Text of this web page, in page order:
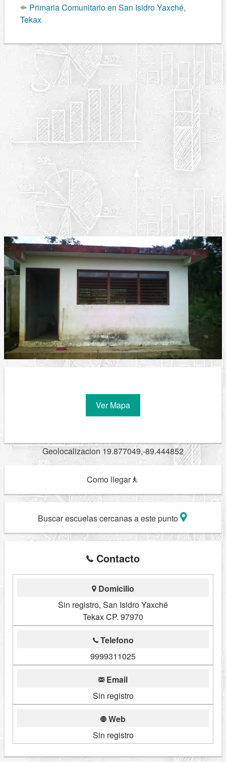
Primaria Comunitario en San Isidro Yaxché,
Tekax
Ver Mapa
Geolocalizacion 19.877049,-89.444852
Como llegar
Buscar escuelas cercanas a este punto
Contacto
Domicilio
Sin registro, San Isidro Yaxché
Tekax CP. 97970
Telefono
9999311025
Email
Sin registro
Web
Sin registro